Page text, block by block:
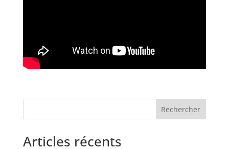
Rechercher
Articles récents